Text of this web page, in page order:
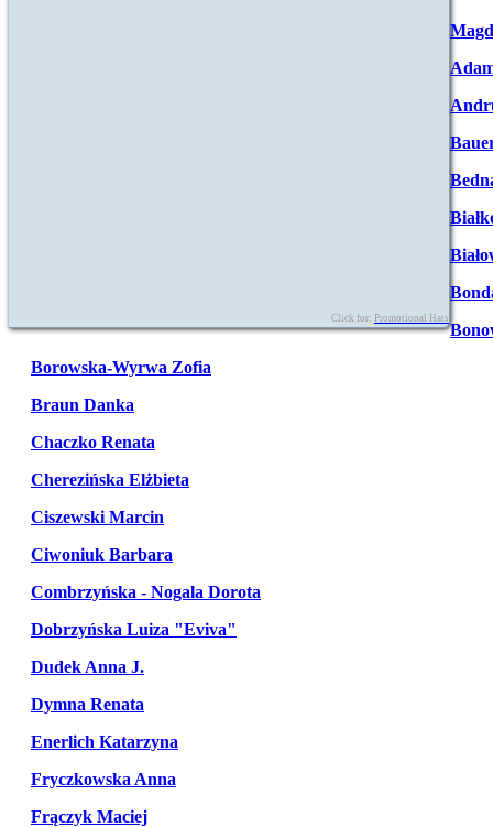
Click for: Promotional Hats
Borowska-Wyrwa Zofia
Braun Danka
Chaczko Renata
Cherezińska Elżbieta
Ciszewski Marcin
Ciwoniuk Barbara
Combrzyńska - Nogala Dorota
Dobrzyńska Luiza "Eviva"
Dudek Anna J.
Dymna Renata
Enerlich Katarzyna
Fryczkowska Anna
Frączyk Maciej